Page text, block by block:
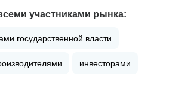
участниками рынка:
государственной власти
инвесторами